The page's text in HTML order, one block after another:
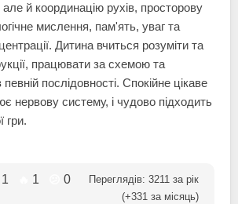
але й координацію рухів, просторову
мислення, пам'ять, уваг та
Дитина вчиться розуміти та
працювати за схемою та
певній послідовності. Спокійне цікаве
нервову систему, і чудово підходить
гри.
1 1 0 Переглядів: 3211 за рік
(+331 за місяць)